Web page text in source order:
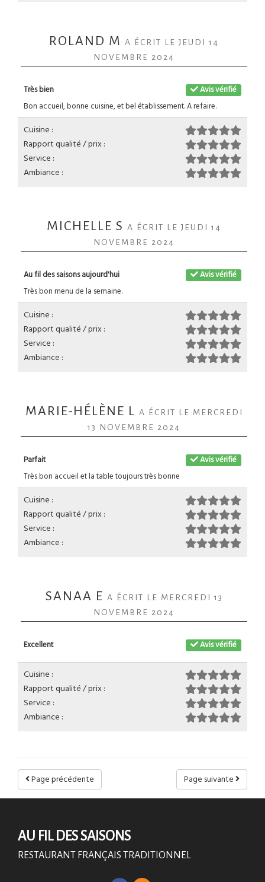
ROLAND M A ÉCRIT LE JEUDI 14
NOVEMBRE 2024
Avis vérifié
Très bien
Bon accueil, bonne cuisine, et bel établissement. A refaire.
Cuisine :
Rapport qualité / prix :
Service :
Ambiance :
MICHELLE S A ÉCRIT LE JEUDI 14
NOVEMBRE 2024
Avis vérifié
Au fil des saisons aujourd'hui
Très bon menu de la semaine.
Cuisine :
Rapport qualité / prix :
Service :
Ambiance :
MARIE-HÉLÈNE L A ÉCRIT LE MERCREDI
13 NOVEMBRE 2024
Avis vérifié
Parfait
Très bon accueil et la table toujours très bonne
Cuisine :
Rapport qualité / prix :
Service :
Ambiance :
SANAA E A ÉCRIT LE MERCREDI 13
NOVEMBRE 2024
Avis vérifié
Excellent
Cuisine :
Rapport qualité / prix :
Service :
Ambiance :
Page suivante
Page précédente
AU FIL DES SAISONS
RESTAURANT FRANÇAIS TRADITIONNEL